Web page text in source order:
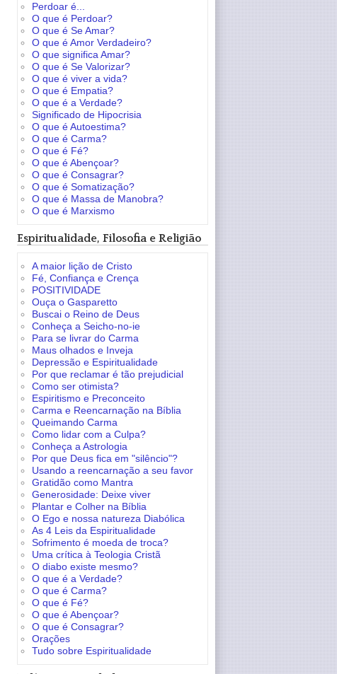
Perdoar é...
O que é Perdoar?
O que é Se Amar?
O que é Amor Verdadeiro?
O que significa Amar?
O que é Se Valorizar?
O que é viver a vida?
O que é Empatia?
O que é a Verdade?
Significado de Hipocrisia
O que é Autoestima?
O que é Carma?
O que é Fé?
O que é Abençoar?
O que é Consagrar?
O que é Somatização?
O que é Massa de Manobra?
O que é Marxismo
Espiritualidade, Filosofia e Religião
A maior lição de Cristo
Fé, Confiança e Crença
POSITIVIDADE
Ouça o Gasparetto
Buscai o Reino de Deus
Conheça a Seicho-no-ie
Para se livrar do Carma
Maus olhados e Inveja
Depressão e Espiritualidade
Por que reclamar é tão prejudicial
Como ser otimista?
Espiritismo e Preconceito
Carma e Reencarnação na Bíblia
Queimando Carma
Como lidar com a Culpa?
Conheça a Astrologia
Por que Deus fica em "silêncio"?
Usando a reencarnação a seu favor
Gratidão como Mantra
Generosidade: Deixe viver
Plantar e Colher na Bíblia
O Ego e nossa natureza Diabólica
As 4 Leis da Espiritualidade
Sofrimento é moeda de troca?
Uma crítica à Teologia Cristã
O diabo existe mesmo?
O que é a Verdade?
O que é Carma?
O que é Fé?
O que é Abençoar?
O que é Consagrar?
Orações
Tudo sobre Espiritualidade